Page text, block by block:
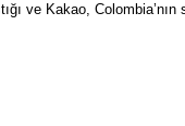
ve Kakao,